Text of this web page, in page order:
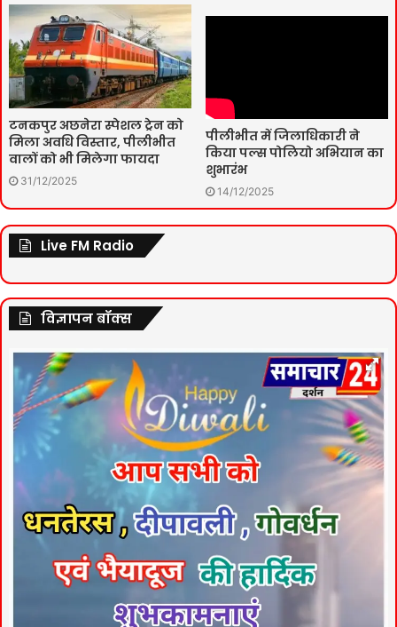
टनकपुर अछनेरा स्पेशल ट्रेन को
मिला अवधि विस्तार, पीलीभीत
वालों को भी मिलेगा फायदा
31/12/2025
पीलीभीत में जिलाधिकारी ने
किया पल्स पोलियो अभियान का
शुभारंभ
14/12/2025
Live FM Radio
विज्ञापन बॉक्स